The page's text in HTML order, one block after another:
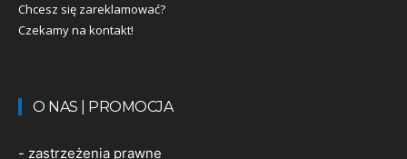
Chcesz się zareklamować?
Czekamy na kontakt!
O NAS | PROMOCJA
- zastrzeżenia prawne